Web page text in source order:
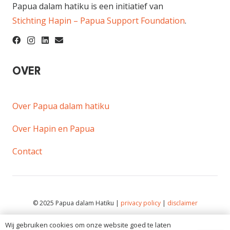
Papua dalam hatiku is een initiatief van
Stichting Hapin – Papua Support Foundation.
OVER
Over Papua dalam hatiku
Over Hapin en Papua
Contact
© 2025 Papua dalam Hatiku | privacy policy| disclaimer
De inhoud van deze website mag niet zonder schriftelijke
Wij gebruiken cookies om onze website goed te laten